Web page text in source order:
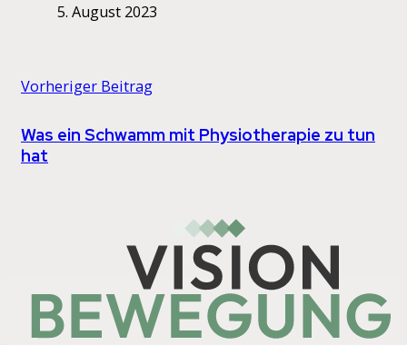
5. August 2023
Vorheriger Beitrag
Was ein Schwamm mit Physiotherapie zu tun
hat